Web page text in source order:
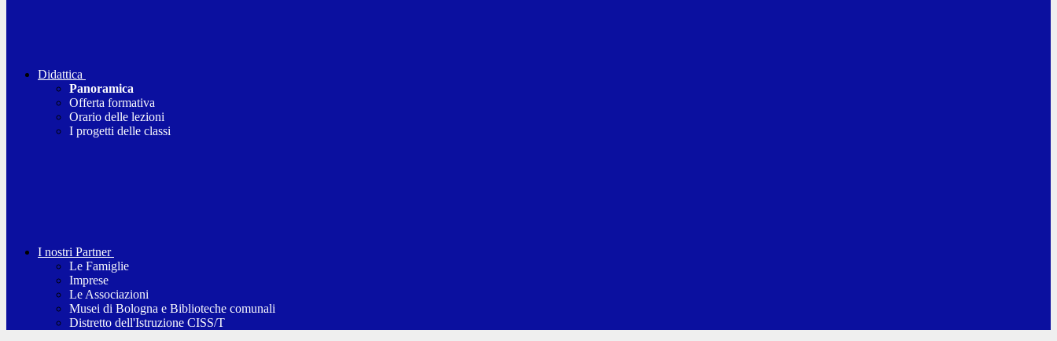
Didattica
Panoramica
Offerta formativa
Orario delle lezioni
I progetti delle classi
I nostri Partner
Le Famiglie
Imprese
Le Associazioni
Musei di Bologna e Biblioteche comunali
Distretto dell'Istruzione CISS/T